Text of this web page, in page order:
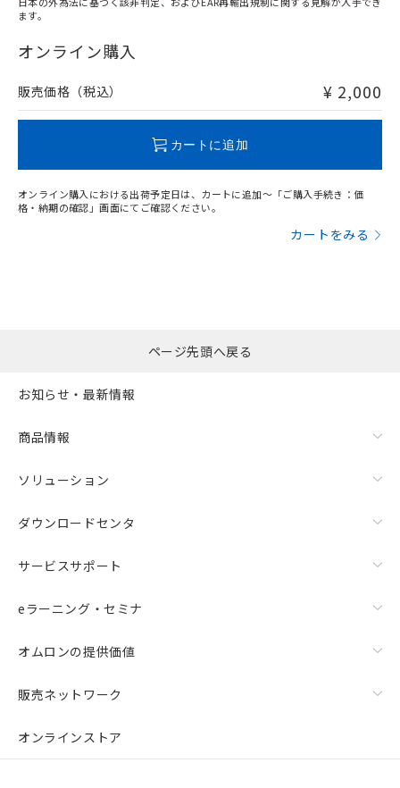
在庫等で未対応品が混在する可能性があります。
問い合わせください。
ます。
オンライン購入
販売価格（税込） ¥ 2,000
カートに追加
オンライン購入における出荷予定日は、カートに追加～「ご購入手続き：価
格・納期の確認」画面にてご確認ください。
カートをみる
ページ先頭へ戻る
お知らせ・最新情報
商品情報
ソリューション
ダウンロードセンタ
サービスサポート
eラーニング・セミナ
オムロンの提供価値
販売ネットワーク
オンラインストア